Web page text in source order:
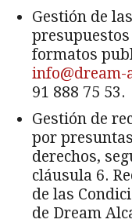
Gestión de
formatos
info@dream-
91 888 75 53.
Gestión de
por
derechos,
cláusula 6.
de las
de Dream